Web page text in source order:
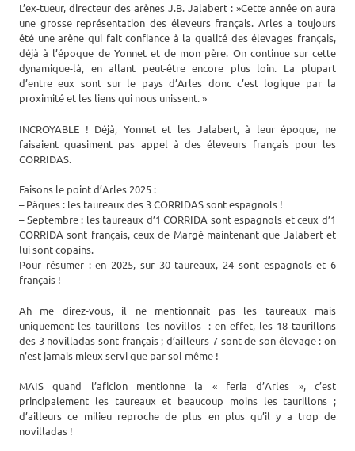
L’ex-tueur, directeur des arènes J.B. Jalabert : »Cette année on aura
une grosse représentation des éleveurs français. Arles a toujours
été une arène qui fait confiance à la qualité des élevages français,
déjà à l’époque de Yonnet et de mon père. On continue sur cette
dynamique-là, en allant peut-être encore plus loin. La plupart
d’entre eux sont sur le pays d’Arles donc c’est logique par la
proximité et les liens qui nous unissent. »
INCROYABLE ! Déjà, Yonnet et les Jalabert, à leur époque, ne
faisaient quasiment pas appel à des éleveurs français pour les
CORRIDAS.
Faisons le point d’Arles 2025 :
– Pâques : les taureaux des 3 CORRIDAS sont espagnols !
– Septembre : les taureaux d’1 CORRIDA sont espagnols et ceux d’1
CORRIDA sont français, ceux de Margé maintenant que Jalabert et
lui sont copains.
Pour résumer : en 2025, sur 30 taureaux, 24 sont espagnols et 6
français !
Ah me direz-vous, il ne mentionnait pas les taureaux mais
uniquement les taurillons -les novillos- : en effet, les 18 taurillons
des 3 novilladas sont français ; d’ailleurs 7 sont de son élevage : on
n’est jamais mieux servi que par soi-même !
MAIS quand l’aficion mentionne la « feria d’Arles », c’est
principalement les taureaux et beaucoup moins les taurillons ;
d’ailleurs ce milieu reproche de plus en plus qu’il y a trop de
novilladas !